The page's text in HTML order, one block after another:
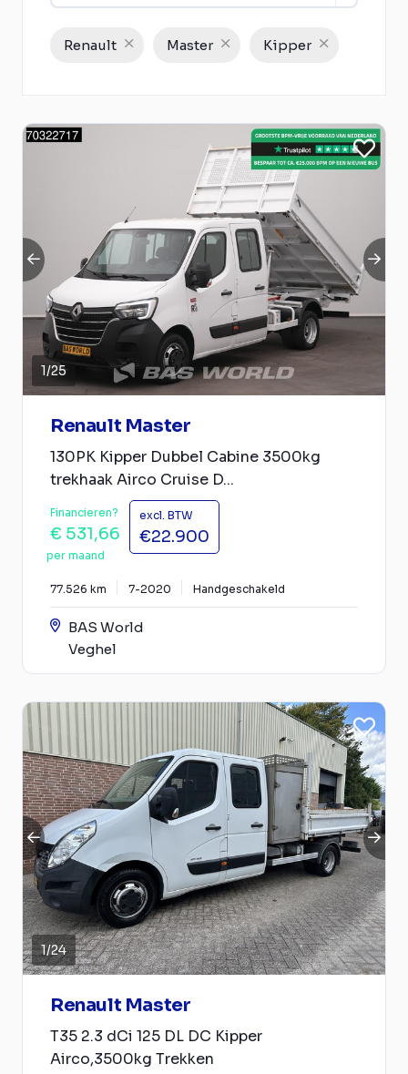
Renault Master Kipper
1/25
Renault Master
130PK Kipper Dubbel Cabine 3500kg
trekhaak Airco Cruise D...
Financieren?
€ 531,66
per maand
excl. BTW
€22.900
77.526 km 7-2020 Handgeschakeld
BAS World
Veghel
1/24
Renault Master
T35 2.3 dCi 125 DL DC Kipper
Airco,3500kg Trekken